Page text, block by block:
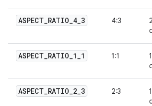
ASPECT_RATIO_4_3 4:3
ASPECT_RATIO_1_1 1:1
ASPECT_RATIO_2_3 2:3